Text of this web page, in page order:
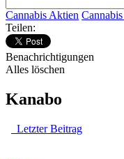
Cannabis Aktien
Teilen:
Benachrichtigungen
Alles löschen
Kanabo
Letzter Beitrag